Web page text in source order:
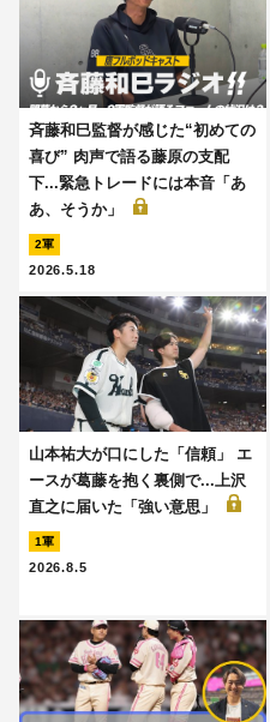
斉藤和巳監督が感じた“初めての
喜び” 肉声で語る藤原の支配
下...緊急トレードには本音「あ
あ、そうか」
2軍
2026.5.18
山本祐大が口にした「信頼」 エ
ースが葛藤を抱く裏側で...上沢
直之に届いた「強い意思」
1軍
2026.8.5